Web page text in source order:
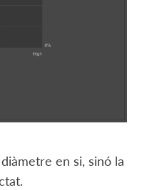
en si, sinó la